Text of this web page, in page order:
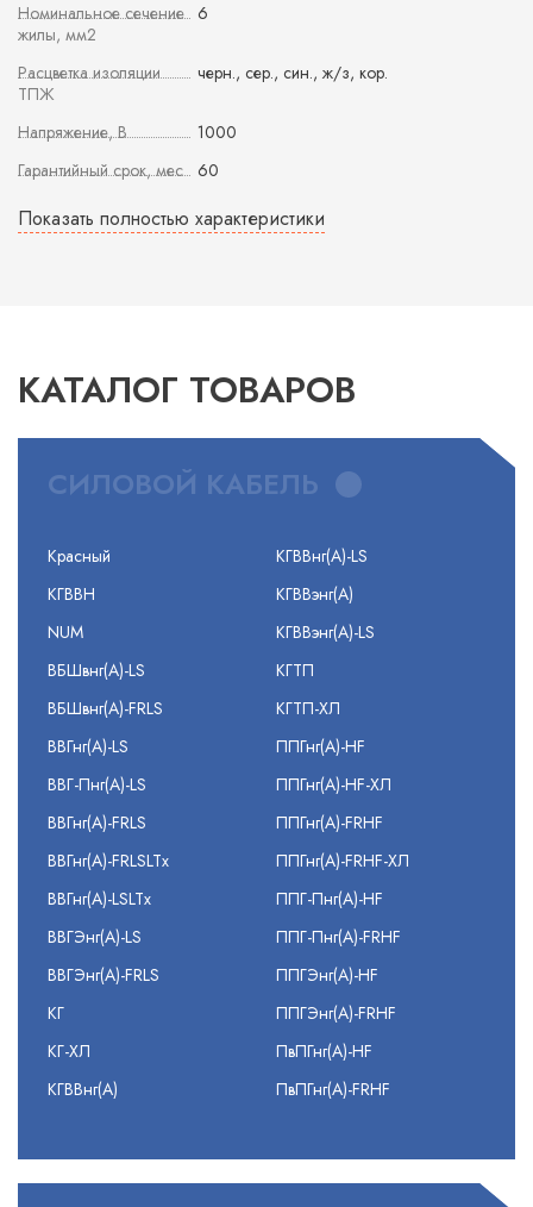
Номинальное сечение
жилы, мм2
6
Расцветка изоляции
ТПЖ
черн., сер., син., ж/з, кор.
Напряжение, В
1000
Гарантийный срок, мес
60
Показать полностью характеристики
КАТАЛОГ ТОВАРОВ
СИЛОВОЙ КАБЕЛЬ
Красный
КГВВН
NUM
ВБШвнг(А)-LS
ВБШвнг(А)-FRLS
ВВГнг(А)-LS
ВВГ-Пнг(А)-LS
ВВГнг(А)-FRLS
ВВГнг(А)-FRLSLTx
ВВГнг(А)-LSLTx
ВВГЭнг(А)-LS
ВВГЭнг(А)-FRLS
КГ
КГ-ХЛ
КГВВнг(А)
КГВВнг(А)-LS
КГВВэнг(А)
КГВВэнг(А)-LS
КГТП
КГТП-ХЛ
ППГнг(А)-HF
ППГнг(А)-HF-ХЛ
ППГнг(А)-FRHF
ППГнг(А)-FRHF-ХЛ
ППГ-Пнг(А)-HF
ППГ-Пнг(А)-FRHF
ППГЭнг(А)-HF
ППГЭнг(А)-FRHF
ПвПГнг(А)-HF
ПвПГнг(А)-FRHF